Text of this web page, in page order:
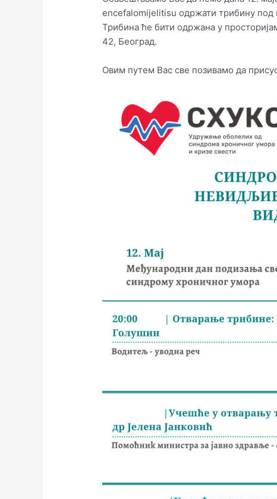
encefalomijelitisu одржати трибину под
Трибина ће бити одржана у
42, Београд.
Овим путем Вас све позивамо да